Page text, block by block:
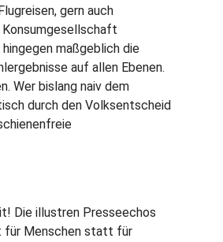
gern auch
maßgeblich die
auf allen Ebenen.
Wer bislang naiv dem
durch den Volksentscheid
Die illustren Presseechos
für Menschen statt für